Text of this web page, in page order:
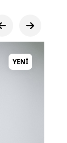
YENI